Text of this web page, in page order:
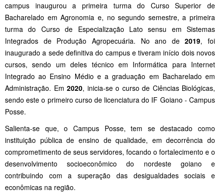
campus inaugurou a primeira turma do Curso Superior de
Bacharelado em Agronomia e, no segundo semestre, a primeira
turma do Curso de Especialização Lato sensu em Sistemas
Integrados de Produção Agropecuária. No ano de2019, foi
inaugurado a sede definitiva do campus e tiveram início dois novos
cursos, sendo um deles técnico em Informática para Internet
Integrado ao Ensino Médio e a graduação em Bacharelado em
Administração. Em 2020, inicia-se o curso de Ciências Biológicas,
sendo este o primeiro curso de licenciatura do IF Goiano - Campus
Posse.
Salienta-se que, o Campus Posse, tem se destacado como
instituição pública de ensino de qualidade, em decorrência do
comprometimento de seus servidores, focando o fortalecimento e o
desenvolvimento socioeconômico do nordeste goiano e
contribuindo com a superação das desigualdades sociais e
econômicas na região.